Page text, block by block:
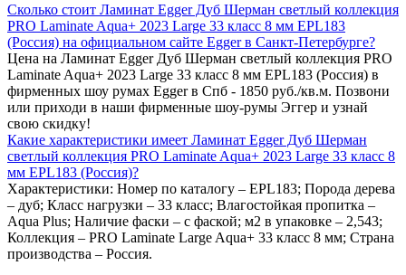
Сколько стоит Ламинат Egger Дуб Шерман светлый коллекция
PRO Laminate Aqua+ 2023 Large 33 класс 8 мм EPL183
(Россия) на официальном сайте Egger в Санкт-Петербурге?
Цена на Ламинат Egger Дуб Шерман светлый коллекция PRO
Laminate Aqua+ 2023 Large 33 класс 8 мм EPL183 (Россия) в
фирменных шоу румах Egger в Спб - 1850 руб./кв.м. Позвони
или приходи в наши фирменные шоу-румы Эггер и узнай
свою скидку!
Какие характеристики имеет Ламинат Egger Дуб Шерман
светлый коллекция PRO Laminate Aqua+ 2023 Large 33 класс 8
мм EPL183 (Россия)?
Характеристики: Номер по каталогу – EPL183; Порода дерева
– дуб; Класс нагрузки – 33 класс; Влагостойкая пропитка –
Aqua Plus; Наличие фаски – с фаской; м2 в упаковке – 2,543;
Коллекция – PRO Laminate Large Aqua+ 33 класс 8 мм; Страна
производства – Россия.